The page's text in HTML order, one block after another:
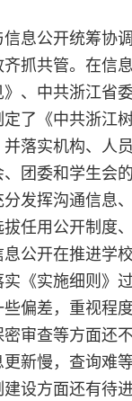
息公开统筹协
抓共管。在信
、中共浙江省
了《中共浙江
落实机构、人
团委和学生会
发挥沟通信息
任用公开制度
公开在推进学
实《实施细则》
偏差，重视程
审查等方面还
新慢，查询难
设方面还有待